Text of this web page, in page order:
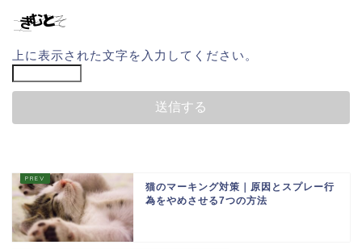
上に表示された文字を入力してください。
猫のマーキング対策｜原因とスプレー行
為をやめさせる7つの方法